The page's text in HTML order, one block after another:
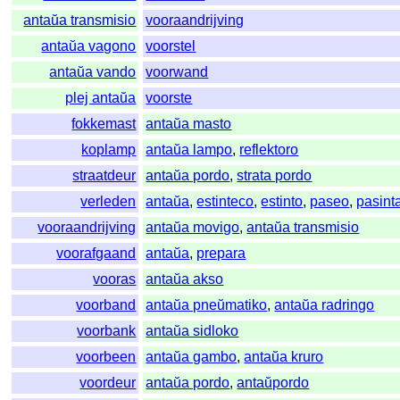
antaŭa transmisio
vooraandrijving
antaŭa vagono
voorstel
antaŭa vando
voorwand
plej antaŭa
voorste
fokkemast
antaŭa masto
koplamp
antaŭa lampo, reflektoro
straatdeur
antaŭa pordo,strata pordo
verleden
antaŭa,estinteco,estinto, paseo,
vooraandrijving
antaŭa movigo,antaŭa transmisio
voorafgaand
antaŭa, prepara
vooras
antaŭa akso
voorband
antaŭa pneŭmatiko,antaŭa radringo
voorbank
antaŭa sidloko
voorbeen
antaŭa gambo,antaŭa kruro
voordeur
antaŭa pordo,antaŭpordo